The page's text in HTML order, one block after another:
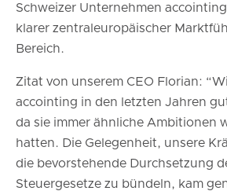
Schweizer Unternehmen
klarer zentraleuropäischer
Bereich.
Zitat von unserem CEO Florian:
accointing in den letzten Jahren
da sie immer ähnliche Ambitionen
hatten. Die Gelegenheit, unsere
die bevorstehende Durchsetzung
Steuergesetze zu bündeln, kam